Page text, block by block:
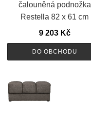
čalouněná podnožka
Restella 82 x 61 cm
9 203 Kč
DO OBCHODU